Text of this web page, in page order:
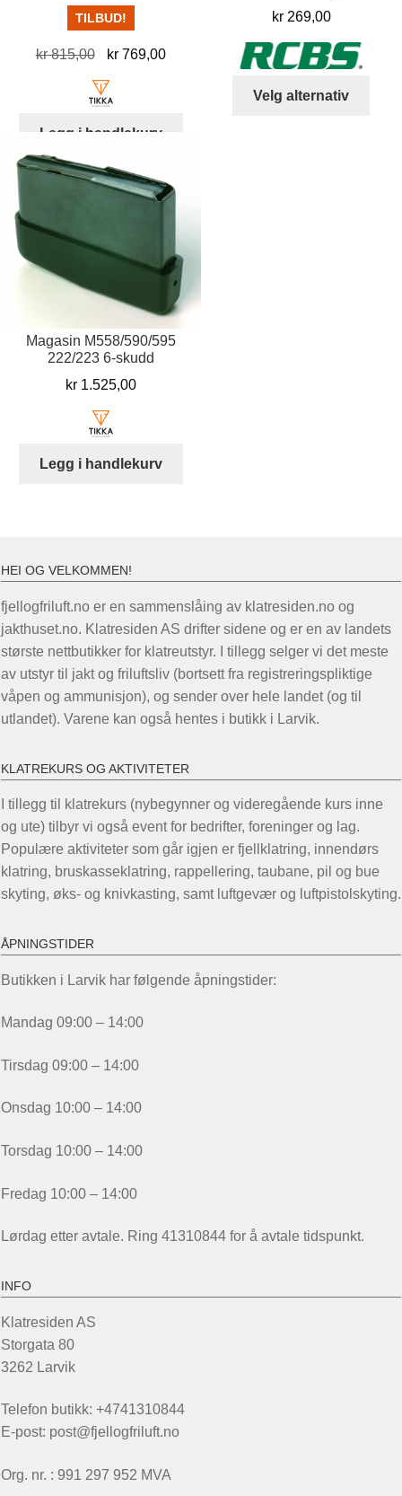
TILBUD!
kr815,00
Opprinnelig
var:
kr 769,00Nåværende
Legg i handlekurv
kr269,00
Velg alternativ
Magasin M558/590/595
222/223 6-skudd
kr 1.525,00
Legg i handlekurv
HEI OG VELKOMMEN!
fjellogfriluft.no er en sammenslåing av klatresiden.no og
jakthuset.no. Klatresiden AS drifter sidene og er en av landets
største nettbutikker for klatreutstyr. I tillegg selger vi det meste
av utstyr til jakt og friluftsliv (bortsett fra registreringspliktige
våpen og ammunisjon), og sender over hele landet (og til
utlandet). Varene kan også hentes i butikk i Larvik.
KLATREKURS OG AKTIVITETER
I tillegg til klatrekurs (nybegynner og videregående kurs inne
og ute) tilbyr vi også event for bedrifter, foreninger og lag.
Populære aktiviteter som går igjen er fjellklatring, innendørs
klatring, bruskasseklatring, rappellering, taubane, pil og bue
skyting, øks- og knivkasting, samt luftgevær og luftpistolskyting.
ÅPNINGSTIDER
Butikken i Larvik har følgende åpningstider:
Mandag 09:00 – 14:00
Tirsdag 09:00 – 14:00
Onsdag 10:00 – 14:00
Torsdag 10:00 – 14:00
Fredag 10:00 – 14:00
Lørdag etter avtale. Ring 41310844 for å avtale tidspunkt.
INFO
Klatresiden AS
Storgata 80
3262 Larvik
Telefon butikk: +4741310844
E-post: post@fjellogfriluft.no
Org. nr. : 991 297 952 MVA